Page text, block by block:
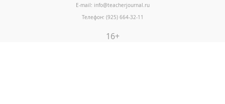
E-mail: info@teacherjournal.ru
Телефон: (925) 664-32-11
16+